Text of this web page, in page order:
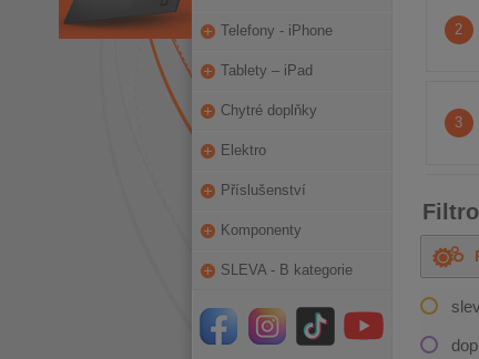
Telefony - iPhone
Tablety – iPad
Chytré doplňky
Elektro
Příslušenství
Komponenty
SLEVA - B kategorie
2
3